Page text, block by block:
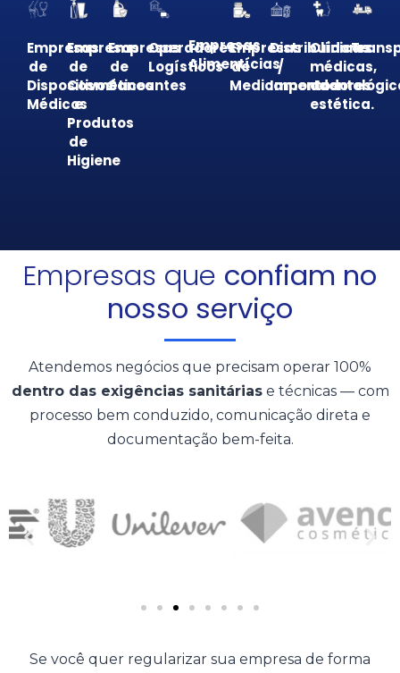
Empresas
de
Dispositivos
Médicos
Empresas
de
Cosméticos
e
Produtos
de
Higiene
Empresas
de
Saneantes
Operadores
Logísticos
Empresas
Alimentícias
Empresas
de
Medicamentos
Distribuidores
/
Importadores
Clínicas
médicas,
estética.
Empresas que confiam no
nosso serviço
Atendemos negócios que precisam operar 100%
dentro das exigências sanitáriase técnicas — com
processo bem conduzido, comunicação direta e
documentação bem-feita.
Se você quer regularizar sua empresa de forma